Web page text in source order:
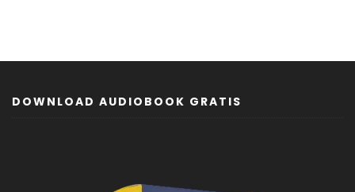
DOWNLOAD AUDIOBOOK GRATIS